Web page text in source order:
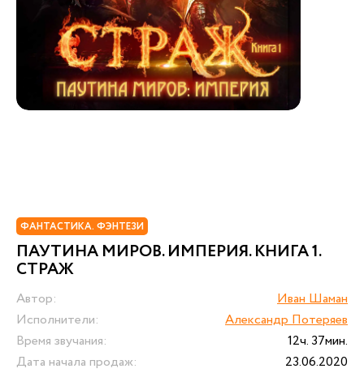
ФАНТАСТИКА. ФЭНТЕЗИ
ПАУТИНА МИРОВ. ИМПЕРИЯ. КНИГА 1.
СТРАЖ
Автор:
Иван Шаман
Исполнители:
Александр Потеряев
Время звучания:
12ч. 37мин.
Дата начала продаж:
23.06.2020